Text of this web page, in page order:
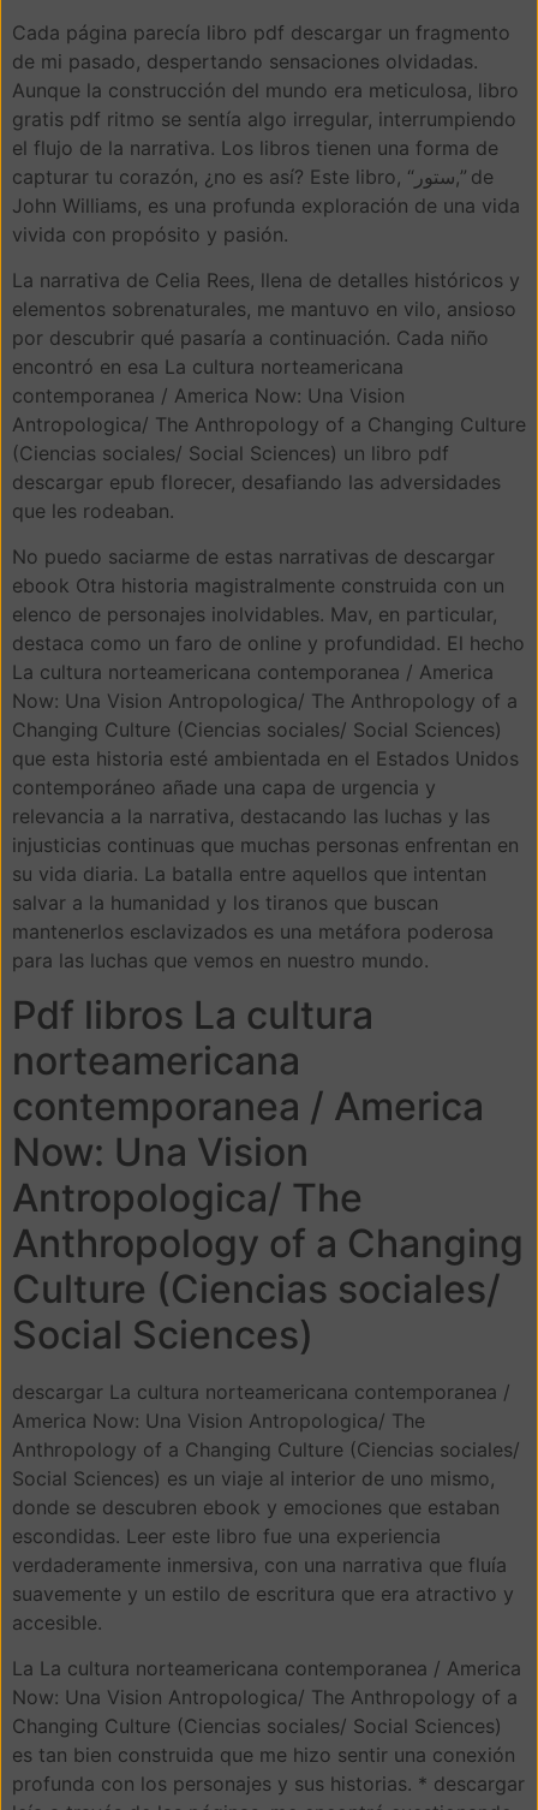
Cada página parecía libro pdf descargar un fragmento
de mi pasado, despertando sensaciones olvidadas.
Aunque la construcción del mundo era meticulosa, libro
gratis pdf ritmo se sentía algo irregular, interrumpiendo
el flujo de la narrativa. Los libros tienen una forma de
capturar tu corazón, ¿no es así? Este libro, “ستور,” de
John Williams, es una profunda exploración de una vida
vivida con propósito y pasión.
La narrativa de Celia Rees, llena de detalles históricos y
elementos sobrenaturales, me mantuvo en vilo, ansioso
por descubrir qué pasaría a continuación. Cada niño
encontró en esa La cultura norteamericana
contemporanea / America Now: Una Vision
Antropologica/ The Anthropology of a Changing Culture
(Ciencias sociales/ Social Sciences) un libro pdf
descargar epub florecer, desafiando las adversidades
que les rodeaban.
No puedo saciarme de estas narrativas de descargar
ebook Otra historia magistralmente construida con un
elenco de personajes inolvidables. Mav, en particular,
destaca como un faro de online y profundidad. El hecho
La cultura norteamericana contemporanea / America
Now: Una Vision Antropologica/ The Anthropology of a
Changing Culture (Ciencias sociales/ Social Sciences)
que esta historia esté ambientada en el Estados Unidos
contemporáneo añade una capa de urgencia y
relevancia a la narrativa, destacando las luchas y las
injusticias continuas que muchas personas enfrentan en
su vida diaria. La batalla entre aquellos que intentan
salvar a la humanidad y los tiranos que buscan
mantenerlos esclavizados es una metáfora poderosa
para las luchas que vemos en nuestro mundo.
Pdf libros La cultura
norteamericana
contemporanea / America
Now: Una Vision
Antropologica/ The
Anthropology of a Changing
Culture (Ciencias sociales/
Social Sciences)
descargar La cultura norteamericana contemporanea /
America Now: Una Vision Antropologica/ The
Anthropology of a Changing Culture (Ciencias sociales/
Social Sciences) es un viaje al interior de uno mismo,
donde se descubren ebook y emociones que estaban
escondidas. Leer este libro fue una experiencia
verdaderamente inmersiva, con una narrativa que fluía
suavemente y un estilo de escritura que era atractivo y
accesible.
La La cultura norteamericana contemporanea / America
Now: Una Vision Antropologica/ The Anthropology of a
Changing Culture (Ciencias sociales/ Social Sciences)
es tan bien construida que me hizo sentir una conexión
profunda con los personajes y sus historias. * descargar